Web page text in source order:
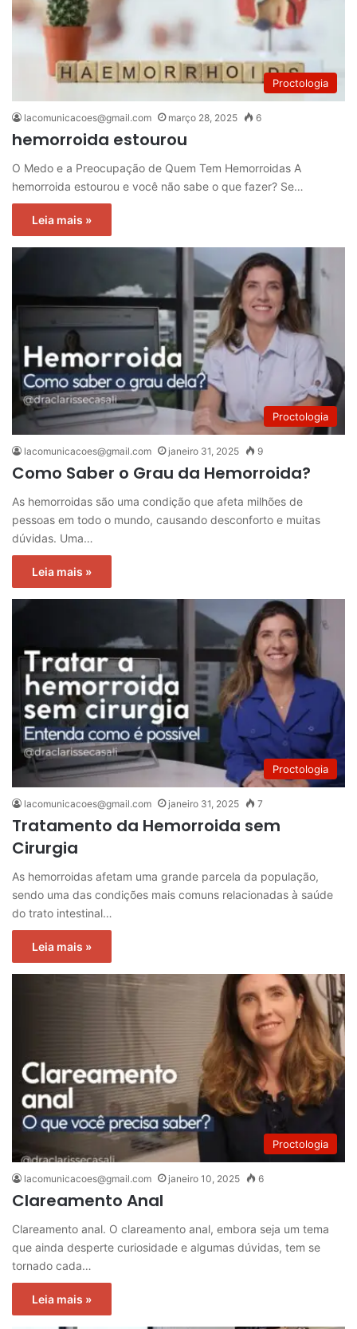
Proctologia
lacomunicacoes@gmail.com março 28, 2025 6
hemorroida estourou
O Medo e a Preocupação de Quem Tem Hemorroidas A
hemorroida estourou e você não sabe o que fazer? Se…
Leia mais »
Proctologia
lacomunicacoes@gmail.com janeiro 31, 2025 9
Como Saber o Grau da Hemorroida?
As hemorroidas são uma condição que afeta milhões de
pessoas em todo o mundo, causando desconforto e muitas
dúvidas. Uma…
Leia mais »
Proctologia
lacomunicacoes@gmail.com janeiro 31, 2025 7
Tratamento da Hemorroida sem
Cirurgia
As hemorroidas afetam uma grande parcela da população,
sendo uma das condições mais comuns relacionadas à saúde
do trato intestinal…
Leia mais »
Proctologia
lacomunicacoes@gmail.com janeiro 10, 2025 6
Clareamento Anal
Clareamento anal. O clareamento anal, embora seja um tema
que ainda desperte curiosidade e algumas dúvidas, tem se
tornado cada…
Leia mais »